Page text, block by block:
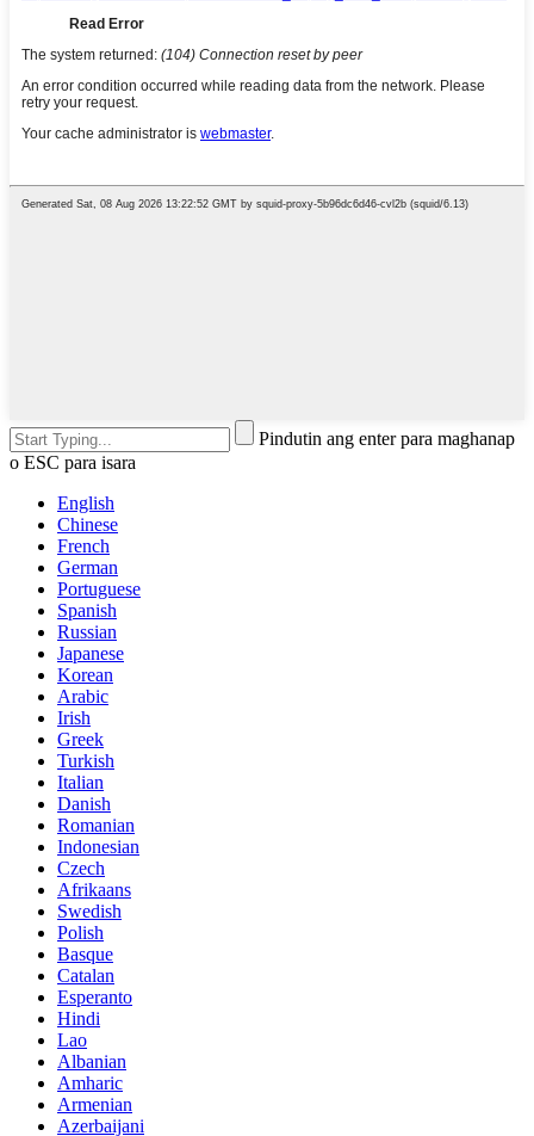
Pindutin ang enter para maghanap
o ESC para isara
English
Chinese
French
German
Portuguese
Spanish
Russian
Japanese
Korean
Arabic
Irish
Greek
Turkish
Italian
Danish
Romanian
Indonesian
Czech
Afrikaans
Swedish
Polish
Basque
Catalan
Esperanto
Hindi
Lao
Albanian
Amharic
Armenian
Azerbaijani